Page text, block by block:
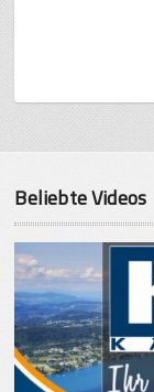
Beliebte Videos